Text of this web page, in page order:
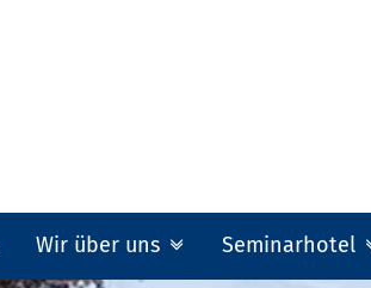
Wir über uns Seminarhotel